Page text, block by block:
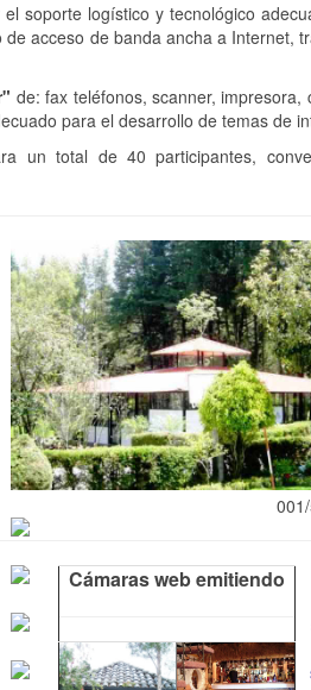
soporte logístico y tecnológico
acceso de banda ancha a Internet,
de: fax teléfonos, scanner,
para el desarrollo de temas de
un total de 40 participantes,
Cámaras web emitiendo